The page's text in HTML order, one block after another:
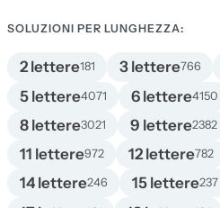
SOLUZIONI PER LUNGHEZZA:
2 lettere181 3 lettere766
5 lettere4071 6 lettere4150
8 lettere3021 9 lettere2382
11 lettere972 12 lettere782
14 lettere246 15 lettere237